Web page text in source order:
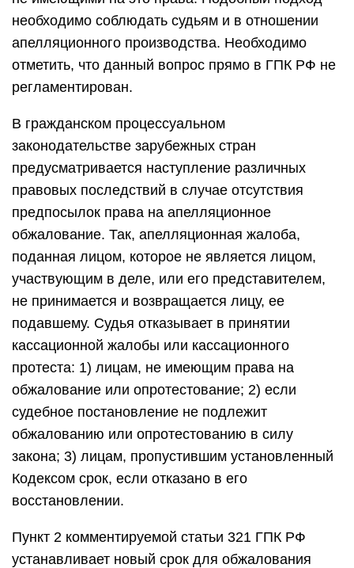
необходимо соблюдать судьям и в отношении
апелляционного производства. Необходимо
отметить, что данный вопрос прямо в ГПК РФ не
регламентирован.
В гражданском процессуальном
законодательстве зарубежных стран
предусматривается наступление различных
правовых последствий в случае отсутствия
предпосылок права на апелляционное
обжалование. Так, апелляционная жалоба,
поданная лицом, которое не является лицом,
участвующим в деле, или его представителем,
не принимается и возвращается лицу, ее
подавшему. Судья отказывает в принятии
кассационной жалобы или кассационного
протеста: 1) лицам, не имеющим права на
обжалование или опротестование; 2) если
судебное постановление не подлежит
обжалованию или опротестованию в силу
закона; 3) лицам, пропустившим установленный
Кодексом срок, если отказано в его
восстановлении.
Пункт 2 комментируемой статьи 321 ГПК РФ
устанавливает новый срок для обжалования